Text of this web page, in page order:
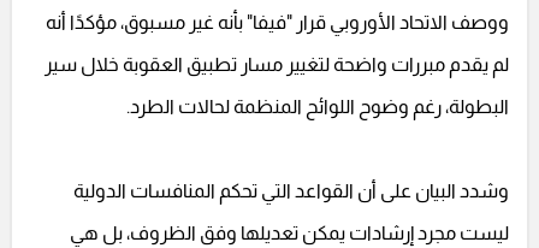
ووصف الاتحاد الأوروبي قرار "فيفا" بأنه غير مسبوق، مؤكدًا أنه
لم يقدم مبررات واضحة لتغيير مسار تطبيق العقوبة خلال سير
البطولة، رغم وضوح اللوائح المنظمة لحالات الطرد.
وشدد البيان على أن القواعد التي تحكم المنافسات الدولية
ليست مجرد إرشادات يمكن تعديلها وفق الظروف، بل هي